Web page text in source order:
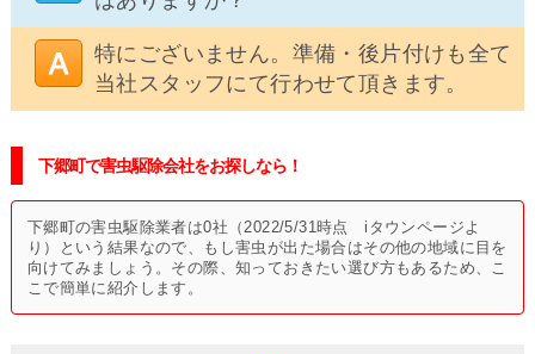
特にございません。準備・後片付けも全て
当社スタッフにて行わせて頂きます。
下郷町で害虫駆除会社をお探しなら！
下郷町の害虫駆除業者は0社（2022/5/31時点 iタウンページよ
り）という結果なので、もし害虫が出た場合はその他の地域に目を
向けてみましょう。その際、知っておきたい選び方もあるため、こ
こで簡単に紹介します。